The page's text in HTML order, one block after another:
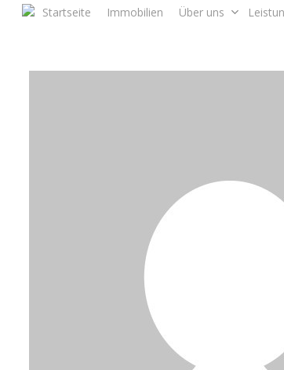
content
Startseite Immobilien Über uns